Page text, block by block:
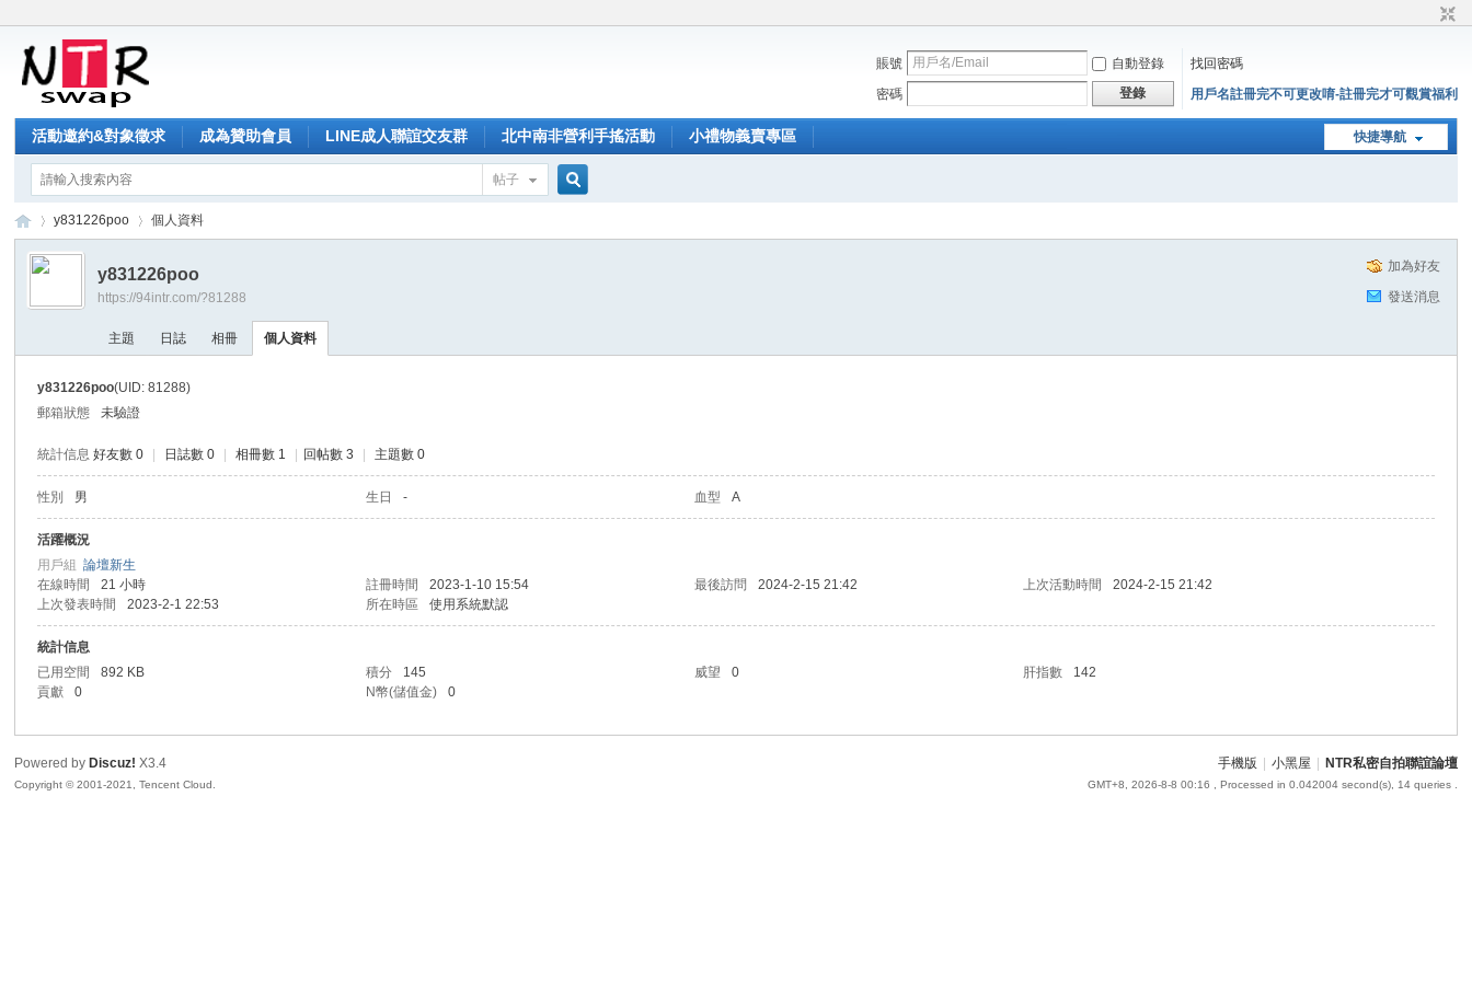
賬號 自動登錄
找回密碼
密碼
登錄 用戶名註冊完不可更改唷-註冊完才可觀賞福利
快捷導航
活動邀約&對象徵求 成為贊助會員 LINE成人聯誼交友群 北中南非營利手搖活動 小禮物義賣專區
帖子
NT›
y831226poo 個人資料
加為好友
發送消息
y831226poo
https://94intr.com/?81288
主題 日誌 相冊 個人資料
y831226poo(UID: 81288)
郵箱狀態
未驗證
統計信息 好友數 0 日誌數 0 相冊數 1 回帖數 3 主題數 0
性別 男 生日 - 血型 A
活躍概況
用戶組論壇新生
在線時間
21 小時 註冊時間 2023-1-10 15:54 最後訪問 2024-2-15 21:42 上次活動時間
2024-2-15 21:42
上次發表時間
2023-2-1 22:53 所在時區 使用系統默認
統計信息
已用空間
892 KB 積分 145 威望 0 肝指數
142
貢獻
0 N幣(儲值金) 0
手機版 小黑屋 NTR私密自拍聯誼論壇
GMT+8, 2026-8-8 00:16 , Processed in 0.042004 second(s), 14 queries .
Powered by Discuz! X3.4
Copyright © 2001-2021, Tencent Cloud.